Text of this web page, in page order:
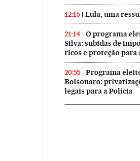
12:15 Lula, uma
21:14
O programa
Silva: subidas de
ricos e proteção para
20:55
Programa
Bolsonaro:
legais para a Polícia